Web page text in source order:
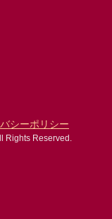
シーポリシー
Rights Reserved.